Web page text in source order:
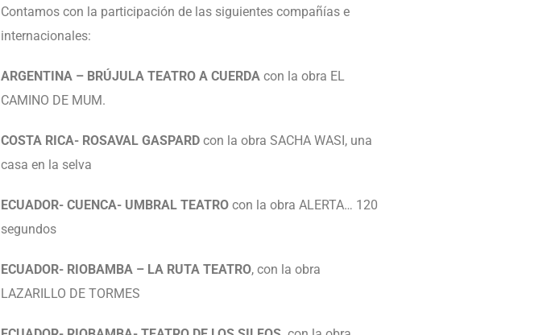
Contamos con la participación de las siguientes compañías e
internacionales:
ARGENTINA – BRÚJULA TEATRO A CUERDAcon la obra EL
CAMINO DE MUM.
COSTA RICA- ROSAVAL GASPARDcon la obra SACHA WASI, una
casa en la selva
ECUADOR- CUENCA- UMBRAL TEATROcon la obra ALERTA… 120
segundos
ECUADOR- RIOBAMBA – LA RUTA TEATRO, con la obra
LAZARILLO DE TORMES